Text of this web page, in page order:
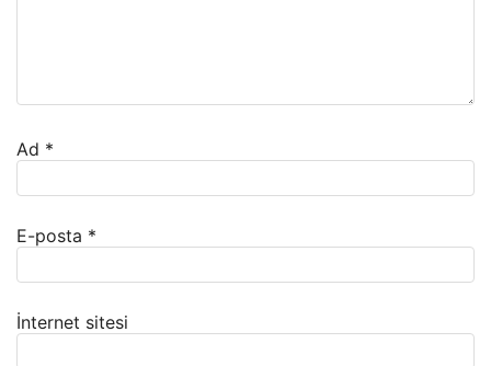
Ad *
E-posta *
İnternet sitesi